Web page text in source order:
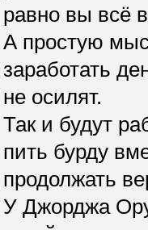
равно вы всё
А простую
заработать
не осилят.
Так и будут
пить бурду
продолжать
У Джорджа